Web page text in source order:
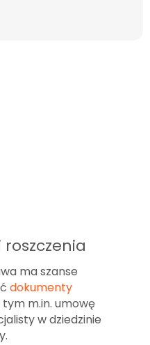
ma szanse
dokumenty
tym m.in. umowę
w dziedzinie